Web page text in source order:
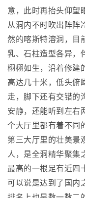
意，此时再抬头仰望
从洞内不时吹出阵阵
然的喀斯特溶洞，目
乳、石柱造型各异，
栩栩如生，沿着修建
高达几十米，低头俯
走，脚下还有交错的
安静，还能听到左右
个大厅里都有着不同
第三大厅里的壮美景
人，是全洞精华聚集
最高的一根足有近四
可以说是达到了国内